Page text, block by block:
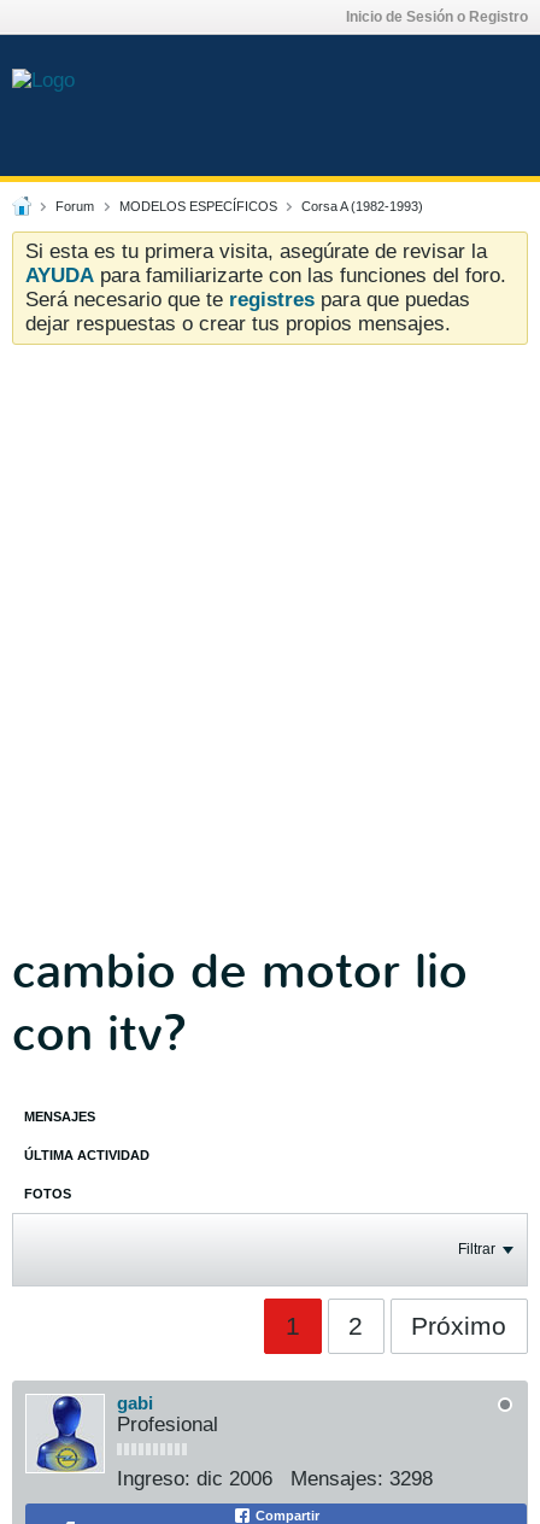
Inicio de Sesión o Registro
Forum MODELOS ESPECÍFICOS Corsa A (1982-1993)
Si esta es tu primera visita, asegúrate de revisar la
AYUDA para familiarizarte con las funciones del foro.
Será necesario que te registres para que puedas
dejar respuestas o crear tus propios mensajes.
cambio de motor lio
con itv?
MENSAJES
ÚLTIMA ACTIVIDAD
FOTOS
Filtrar
1 2 Próximo
gabi
Profesional
Ingreso: dic 2006 Mensajes: 3298
Compartir